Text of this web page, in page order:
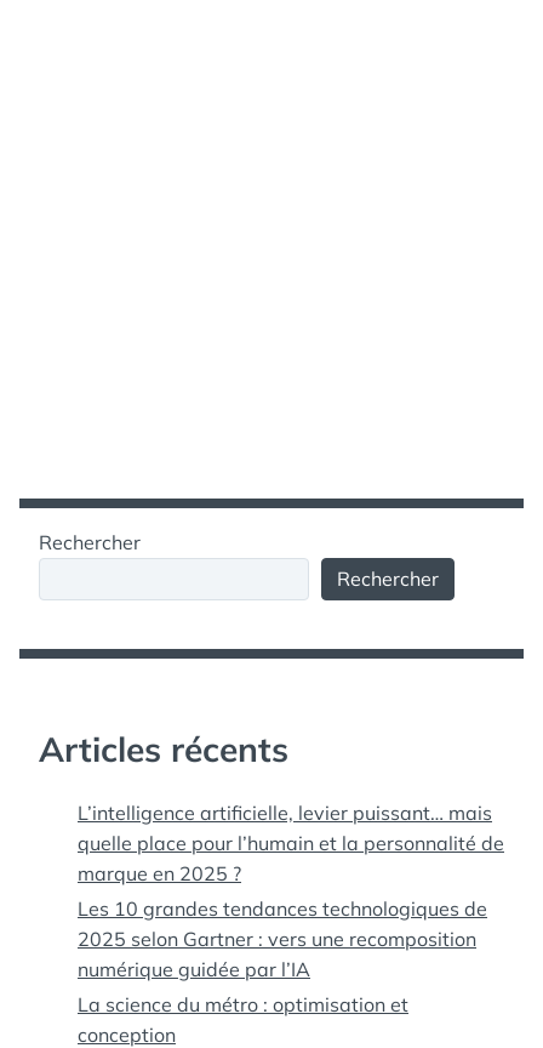
Rechercher
Rechercher
Articles récents
L’intelligence artificielle, levier puissant… mais
quelle place pour l’humain et la personnalité de
marque en 2025 ?
Les 10 grandes tendances technologiques de
2025 selon Gartner : vers une recomposition
numérique guidée par l’IA
La science du métro : optimisation et
conception